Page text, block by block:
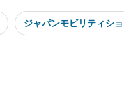
ジャパンモビリティシ